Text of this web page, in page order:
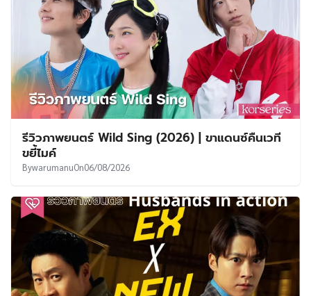
รีวิวภาพยนตร์ Wild Sing (2026) | ขาแดนซ์คืนเวที
ขยี้ไมค์
BywarumanuOn06/08/2026